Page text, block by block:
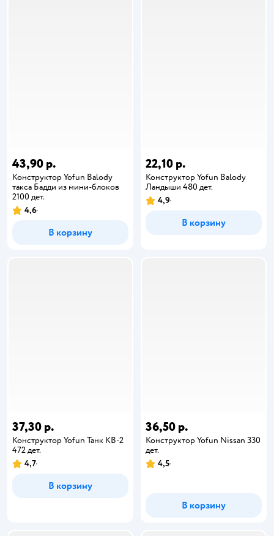
43,90 р.
Конструктор Yofun Balody
такса Бадди из мини-блоков
2100 дет.
4,6
В корзину
22,10 р.
Конструктор Yofun Balody
Ландыши 480 дет.
4,9
В корзину
37,30 р.
Конструктор Yofun Танк КВ-2
472 дет.
4,7
В корзину
36,50 р.
Конструктор Yofun Nissan 330
дет.
4,5
В корзину